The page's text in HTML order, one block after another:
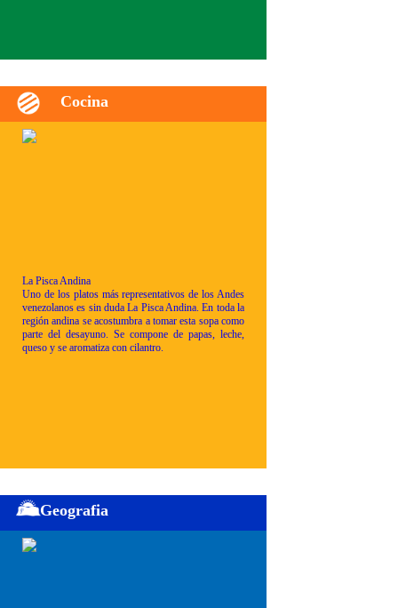
Cocina
La Pisca Andina
Uno de los platos más representativos de los Andes
venezolanos es sin duda La Pisca Andina. En toda la
región andina se acostumbra a tomar esta sopa como
parte del desayuno. Se compone de papas, leche,
queso y se aromatiza con cilantro.
Geografia